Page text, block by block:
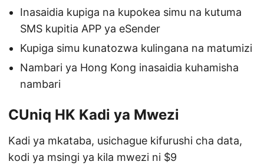
Inasaidia kupiga na kupokea simu na kutuma
SMS kupitia APP ya eSender
Kupiga simu kunatozwa kulingana na matumizi
Nambari ya Hong Kong inasaidia kuhamisha
nambari
CUniq HK Kadi ya Mwezi
Kadi ya mkataba, usichague kifurushi cha data,
kodi ya msingi ya kila mwezi ni $9